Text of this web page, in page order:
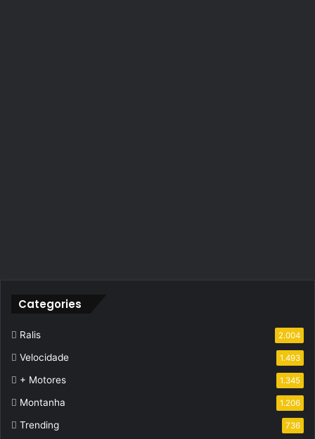
Categories
Ralis 2.004
Velocidade 1.493
+ Motores 1.345
Montanha 1.206
Trending 736